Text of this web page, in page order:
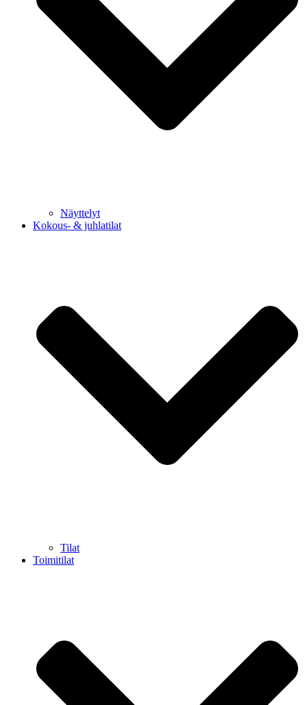
Näyttelyt
Kokous- & juhlatilat
Tilat
Toimitilat